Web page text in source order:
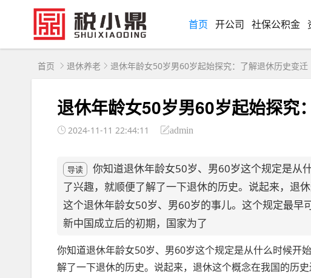
首页 开公司 社保公积金
首页 退休养老 退休年龄女50岁男60岁起始探究：了解退休历史变迁
退休年龄女50岁男60岁起始探究
2024-11-11 22:44:11 admin
导读
你知道退休年龄女50岁、男60岁这个规定是从
了兴趣，就顺便了解了一下退休的历史。说起来，退
这个退休年龄女50岁、男60岁的事儿。这个规定最
新中国成立后的初期，国家为了
你知道退休年龄女50岁、男60岁这个规定是从什么时候开
解了一下退休的历史。说起来，退休这个概念在我国的历史